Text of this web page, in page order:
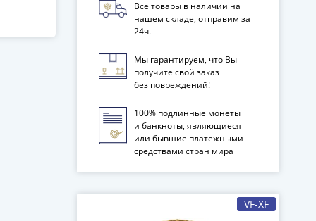
Все товары в наличии на
нашем складе, отправим за
24ч.
Мы гарантируем, что Вы
получите свой заказ
без повреждений!
100% подлинные монеты
и банкноты, являющиеся
или бывшие платежными
средствами стран мира
VF-XF